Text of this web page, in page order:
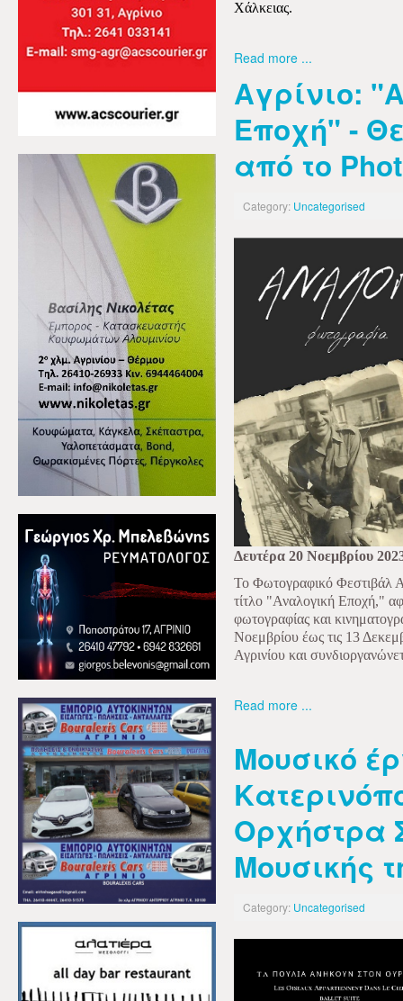
Χάλκειας.
Read more ...
Αγρίνιο:
Εποχή" -
από το
Category: Uncategorised
Δευτέρα 20 Νοεμβρίου
Το Φωτογραφικό Φεστιβάλ
τίτλο "Αναλογική Εποχή,"
φωτογραφίας και
Νοεμβρίου έως τις 13
Αγρινίου και
Read more ...
Μουσικό
Ορχήστρα
Μουσικής
Category: Uncategorised